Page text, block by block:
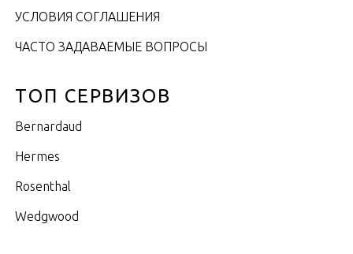
УСЛОВИЯ СОГЛАШЕНИЯ
ЧАСТО ЗАДАВАЕМЫЕ ВОПРОСЫ
ТОП СЕРВИЗОВ
Bernardaud
Hermes
Rosenthal
Wedgwood